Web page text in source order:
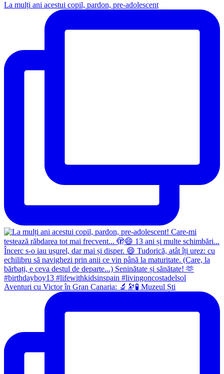
La mulți ani acestui copil, pardon, pre-adolescent
Aventuri cu Victor în Gran Canaria: 🔬🔭🧪 Muzeul Ști